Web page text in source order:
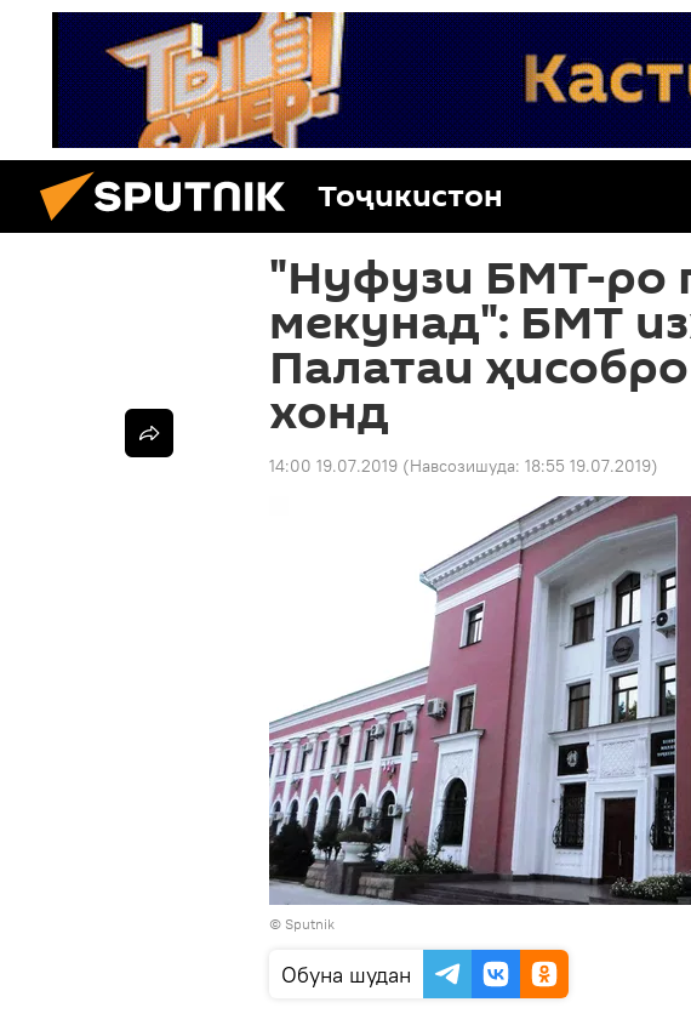
Тоҷикистон
"Нуфузи БМТ-ро
мекунад": БМТ
Палатаи
хонд
14:00 19.07.2019 (Навсозишуда: 18:55 19.07.2019)
© Sputnik
Обуна шудан